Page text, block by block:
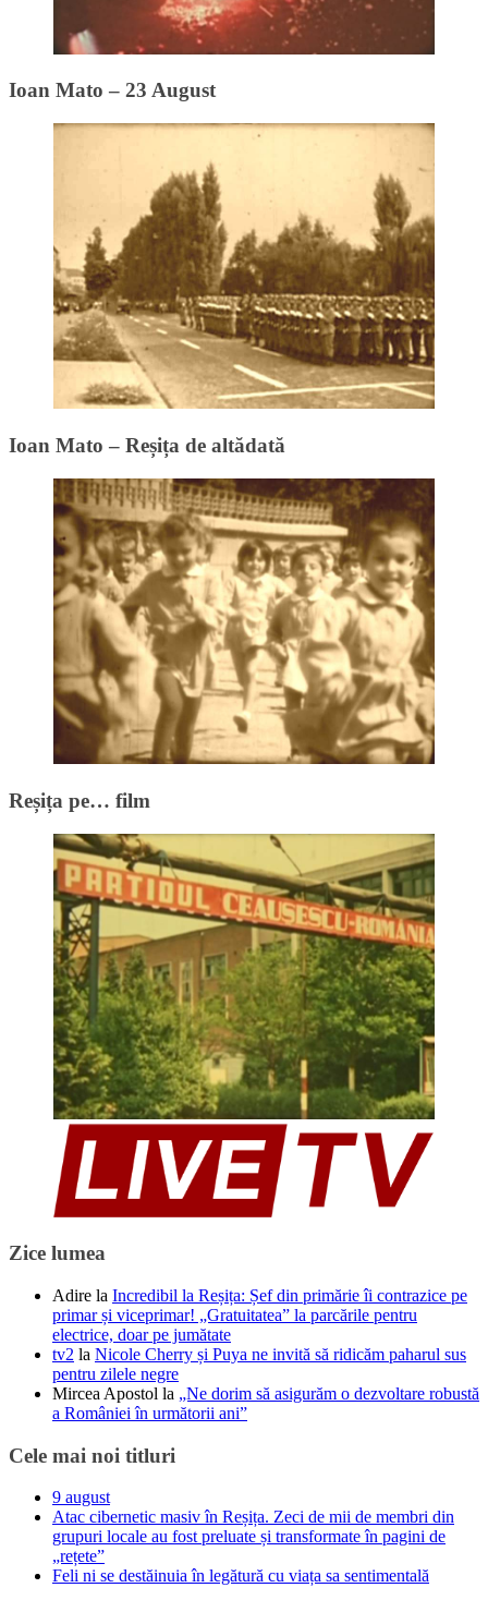
Ioan Mato – 23 August
Ioan Mato – Reșița de altădată
Reșița pe… film
Zice lumea
Adire la Incredibil la Reșița: Șef din primărie îi contrazice pe
primar și viceprimar! „Gratuitatea” la parcările pentru
electrice, doar pe jumătate
tv2 la Nicole Cherry și Puya ne invită să ridicăm paharul sus
pentru zilele negre
Mircea Apostol la „Ne dorim să asigurăm o dezvoltare robustă
a României în următorii ani”
Cele mai noi titluri
9 august
Atac cibernetic masiv în Reșița. Zeci de mii de membri din
grupuri locale au fost preluate și transformate în pagini de
„rețete”
Feli ni se destăinuia în legătură cu viața sa sentimentală